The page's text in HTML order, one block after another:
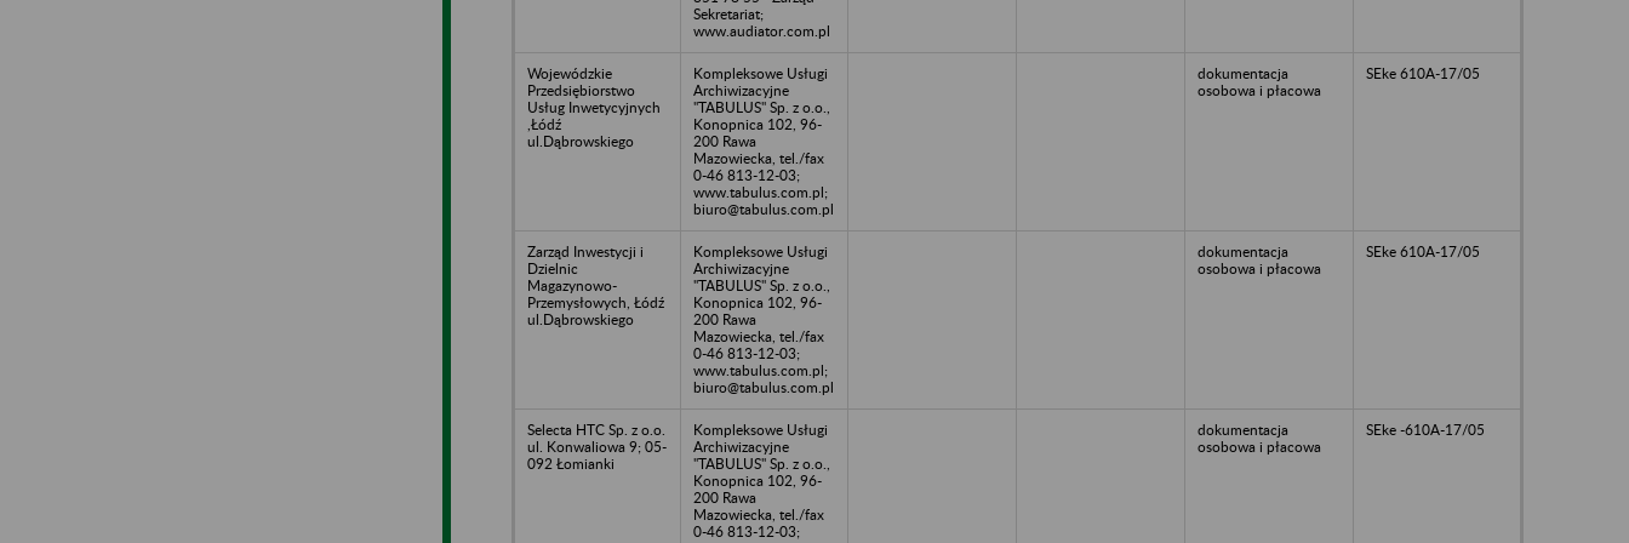
Sekretariat;
www.audiator.com.pl
Wojewódzkie
Przedsiębiorstwo
Usług Inwetycyjnych
,Łódź
ul.Dąbrowskiego
Kompleksowe Usługi
Archiwizacyjne
"TABULUS" Sp. z o.o.,
Konopnica 102, 96-
200 Rawa
Mazowiecka, tel./fax
0-46 813-12-03;
www.tabulus.com.pl;
biuro@tabulus.com.pl
dokumentacja
osobowa i płacowa
SEke 610A-17/05
Zarząd Inwestycji i
Dzielnic
Magazynowo-
Przemysłowych, Łódź
ul.Dąbrowskiego
Kompleksowe Usługi
Archiwizacyjne
"TABULUS" Sp. z o.o.,
Konopnica 102, 96-
200 Rawa
Mazowiecka, tel./fax
0-46 813-12-03;
www.tabulus.com.pl;
biuro@tabulus.com.pl
dokumentacja
osobowa i płacowa
SEke 610A-17/05
Selecta HTC Sp. z o.o.
ul. Konwaliowa 9; 05-
092 Łomianki
Kompleksowe Usługi
Archiwizacyjne
"TABULUS" Sp. z o.o.,
Konopnica 102, 96-
200 Rawa
Mazowiecka, tel./fax
0-46 813-12-03;
dokumentacja
osobowa i płacowa
SEke -610A-17/05